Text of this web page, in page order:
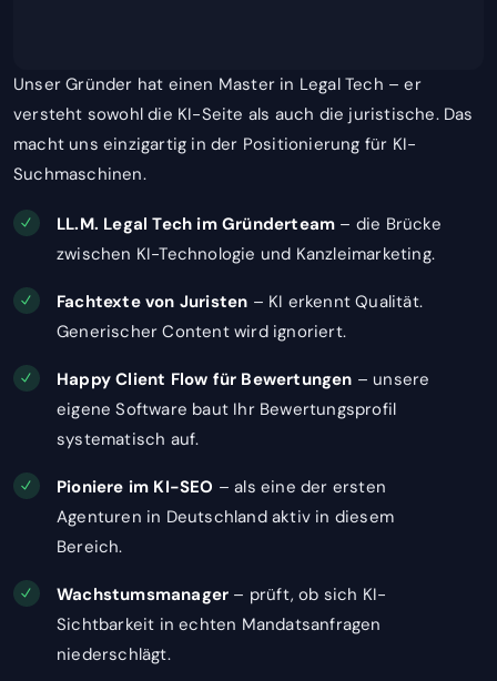
Unser Gründer hat einen Master in Legal Tech – er
versteht sowohl die KI-Seite als auch die juristische. Das
macht uns einzigartig in der Positionierung für KI-
Suchmaschinen.
LL.M. Legal Tech im Gründerteam – die Brücke
zwischen KI-Technologie und Kanzleimarketing.
Fachtexte von Juristen – KI erkennt Qualität.
Generischer Content wird ignoriert.
Happy Client Flow für Bewertungen – unsere
eigene Software baut Ihr Bewertungsprofil
systematisch auf.
Pioniere im KI-SEO – als eine der ersten
Agenturen in Deutschland aktiv in diesem
Bereich.
Wachstumsmanager – prüft, ob sich KI-
Sichtbarkeit in echten Mandatsanfragen
niederschlägt.